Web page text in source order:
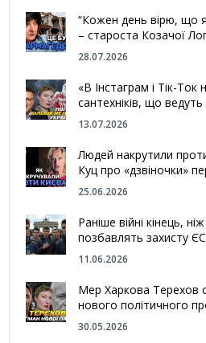
“Кожен день вірю, що
– староста Козачої
28.07.2026
«В Інстаграм і Тік-Ток
сантехніків, що
13.07.2026
Людей накрутили
Куц про «дзвіночки»
25.06.2026
Раніше війні кінець,
позбавлять захисту
11.06.2026
Мер Харкова Терехов
нового політичного
30.05.2026